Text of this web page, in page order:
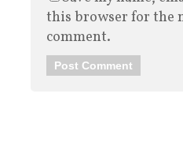
this browser for the
comment.